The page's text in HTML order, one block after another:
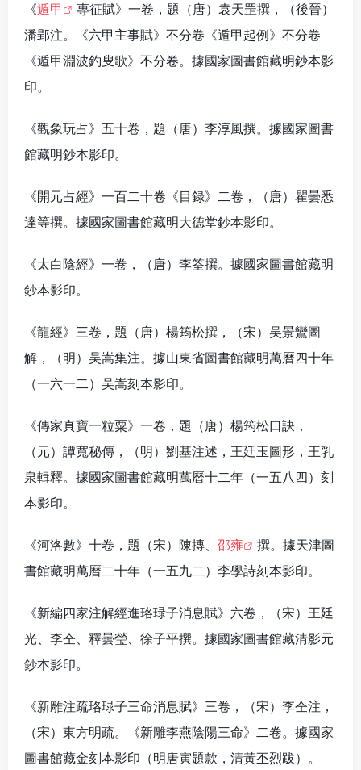
《遁甲
專征賦》一卷，題（唐）袁天罡撰，（後晉）
潘郢注。《六甲主事賦》不分卷《遁甲起例》不分卷
《遁甲淵波釣叟歌》不分卷。據國家圖書館藏明鈔本影
印。
《觀象玩占》五十卷，題（唐）李淳風撰。據國家圖書
館藏明鈔本影印。
《開元占經》一百二十卷《目録》二卷，（唐）瞿曇悉
達等撰。據國家圖書館藏明大德堂鈔本影印。
《太白陰經》一卷，（唐）李筌撰。據國家圖書館藏明
鈔本影印。
《龍經》三卷，題（唐）楊筠松撰，（宋）吴景鸞圖
解，（明）吴嵩集注。據山東省圖書館藏明萬曆四十年
（一六一二）吴嵩刻本影印。
《傳家真寶一粒粟》一卷，題（唐）楊筠松口訣，
（元）譚寬秘傳，（明）劉基注述，王廷玉圖形，王乳
泉輯釋。據國家圖書館藏明萬曆十二年（一五八四）刻
本影印。
《河洛數》十卷，題（宋）陳摶、 邵雍
撰。據天津圖
書館藏明萬曆二十年（一五九二）李學詩刻本影印。
《新編四家注解經進珞琭子消息賦》六卷，（宋）王廷
光、李仝、釋曇瑩、徐子平撰。據國家圖書館藏清影元
鈔本影印。
《新雕注疏珞琭子三命消息賦》三卷，（宋）李仝注，
（宋）東方明疏。《新雕李燕陰陽三命》二卷。據國家
圖書館藏金刻本影印（明唐寅題款，清黃丕烈跋）。